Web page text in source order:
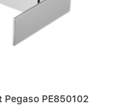
PE850102